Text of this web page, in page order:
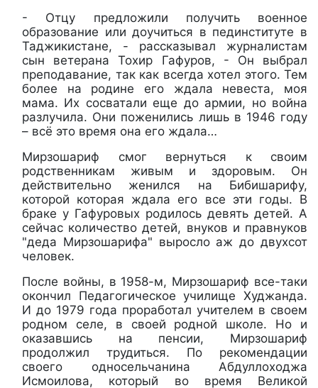
- Отцу предложили получить военное
образование или доучиться в пединституте в
Таджикистане, - рассказывал журналистам
сын ветерана Тохир Гафуров, - Он выбрал
преподавание, так как всегда хотел этого. Тем
более на родине его ждала невеста, моя
мама. Их сосватали еще до армии, но война
разлучила. Они поженились лишь в 1946 году
– всё это время она его ждала…
Мирзошариф смог вернуться к своим
родственникам живым и здоровым. Он
действительно женился на Бибишарифу,
которой которая ждала его все эти годы. В
браке у Гафуровых родилось девять детей. А
сейчас количество детей, внуков и правнуков
"деда Мирзошарифа" выросло аж до двухсот
человек.
После войны, в 1958-м, Мирзошариф все-таки
окончил Педагогическое училище Худжанда.
И до 1979 года проработал учителем в своем
родном селе, в своей родной школе. Но и
оказавшись на пенсии, Мирзошариф
продолжил трудиться. По рекомендации
своего односельчанина Абдуллоходжа
Исмоилова, который во время Великой